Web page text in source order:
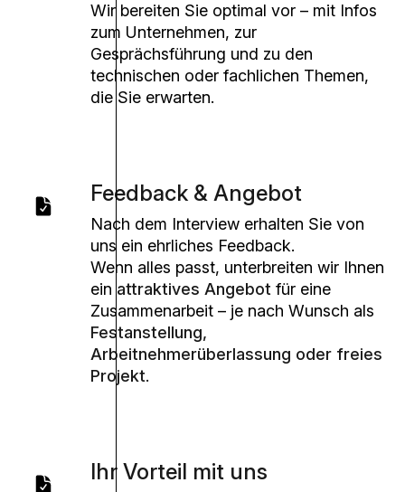
Wir bereiten Sie optimal vor – mit Infos
zum Unternehmen, zur
Gesprächsführung und zu den
technischen oder fachlichen Themen,
die Sie erwarten.
Feedback & Angebot
Nach dem Interview erhalten Sie von
uns ein ehrliches Feedback.
Wenn alles passt, unterbreiten wir Ihnen
ein attraktives Angebot für eine
Zusammenarbeit – je nach Wunsch als
Festanstellung,
Arbeitnehmerüberlassung oder freies
Projekt.
Ihr Vorteil mit uns